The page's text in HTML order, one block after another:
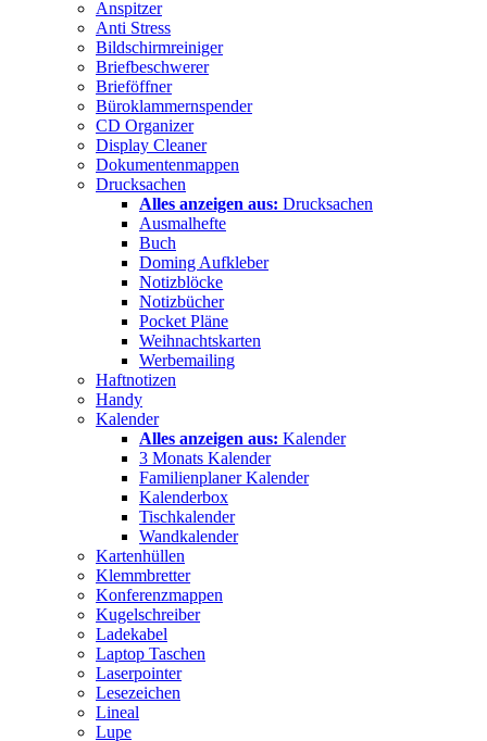
Anspitzer
Anti Stress
Bildschirmreiniger
Briefbeschwerer
Brieföffner
Büroklammernspender
CD Organizer
Display Cleaner
Dokumentenmappen
Drucksachen
Alles anzeigen aus: Drucksachen
Ausmalhefte
Buch
Doming Aufkleber
Notizblöcke
Notizbücher
Pocket Pläne
Weihnachtskarten
Werbemailing
Haftnotizen
Handy
Kalender
Alles anzeigen aus: Kalender
3 Monats Kalender
Familienplaner Kalender
Kalenderbox
Tischkalender
Wandkalender
Kartenhüllen
Klemmbretter
Konferenzmappen
Kugelschreiber
Ladekabel
Laptop Taschen
Laserpointer
Lesezeichen
Lineal
Lupe